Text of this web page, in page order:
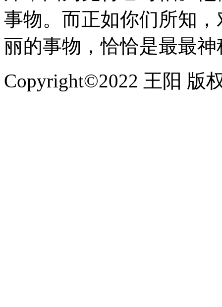
事物。而正如你们所知
丽的事物，恰恰是最最
Copyright©2022 王阳 版